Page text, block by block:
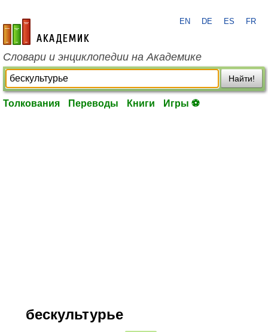
academic.ru
EN DE ES FR
Словари и энциклопедии на Академике
Найти!
Толкования Переводы Книги Игры ⚽
бескультурье